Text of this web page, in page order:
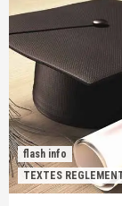
flash info
TEXTES